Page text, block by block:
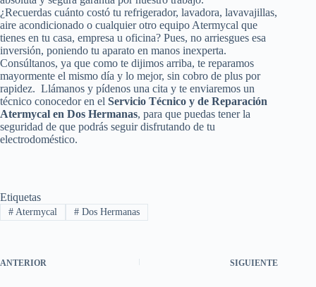
¿Recuerdas cuánto costó tu refrigerador, lavadora, lavavajillas,
aire acondicionado o cualquier otro equipo Atermycal que
tienes en tu casa, empresa u oficina? Pues, no arriesgues esa
inversión, poniendo tu aparato en manos inexperta.
Consúltanos, ya que como te dijimos arriba, te reparamos
mayormente el mismo día y lo mejor, sin cobro de plus por
rapidez. Llámanos y pídenos una cita y te enviaremos un
técnico conocedor en el Servicio Técnico y de Reparación
Atermycal en Dos Hermanas, para que puedas tener la
seguridad de que podrás seguir disfrutando de tu
electrodoméstico.
Etiquetas
#Atermycal #Dos Hermanas
ANTERIOR SIGUIENTE